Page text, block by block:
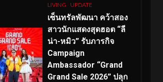
LIVING UPDATE
เซ็นทรัลพัฒนา คว้าสอง
สาวนักแสดงสุดฮอต “ลี
น่า-หมิว” รับภารกิจ
Campaign
Ambassador “Grand
Grand Sale 2026” ปลุก